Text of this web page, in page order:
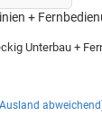
+
Unterbau +